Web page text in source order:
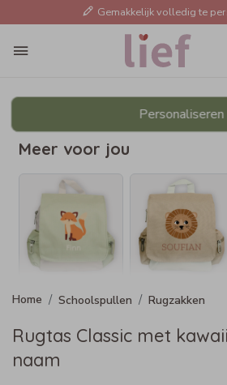
Gemakkelijk volledig te
Personaliseren
Meer voor jou
Schoolspullen Rugzakken
Rugtas Classic met
naam